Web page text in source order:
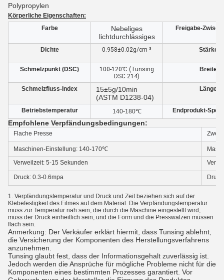
Polypropylen
Körperliche Eigenschaften:
Farbe
Nebeliges
lichtdurchlässiges
Freigabe-
Dichte 0.958±0.02g/cm ³ Stärke
Schmelzpunkt (DSC)
100-120℃ (Tunsing
DSC 214)
Breite
Schmelzfluss-Index
15±5g/10min
(ASTM D1238-04)
Länge
Betriebstemperatur 140-180℃ Endprodukt-
Empfohlene Verpfändungsbedingungen:
Flache Presse
Maschinen-Einstellung: 140-170℃
Verweilzeit: 5-15 Sekunden
Druck: 0.3-0.6mpa
1. Verpfändungstemperatur und Druck und Zeit beziehen sich auf der
Klebefestigkeit des Filmes auf dem Material. Die Verpfändungstemperatur
muss zur Temperatur nah sein, die durch die Maschine eingestellt wird,
muss der Druck einheitlich sein, und die Form und die Presswalzen müssen
flach sein.
Anmerkung: Der Verkäufer erklärt hiermit, dass Tunsing ablehnt,
die Versicherung der Komponenten des Herstellungsverfahrens
anzunehmen.
Tunsing glaubt fest, dass der Informationsgehalt zuverlässig ist.
Jedoch werden die Ansprüche für mögliche Probleme nicht für die
Komponenten eines bestimmten Prozesses garantiert. Vor